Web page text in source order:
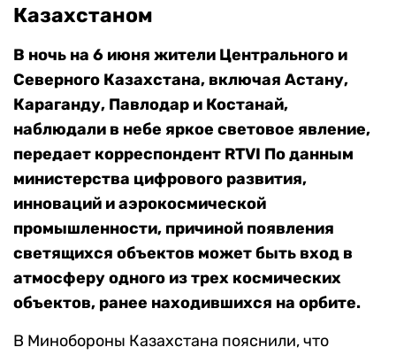
Казахстаном
В ночь на 6 июня жители Центрального и
Северного Казахстана, включая Астану,
Караганду, Павлодар и Костанай,
наблюдали в небе яркое световое явление,
передает корреспондент RTVI По данным
министерства цифрового развития,
инноваций и аэрокосмической
промышленности, причиной появления
светящихся объектов может быть вход в
атмосферу одного из трех космических
объектов, ранее находившихся на орбите.
В Минобороны Казахстана пояснили, что